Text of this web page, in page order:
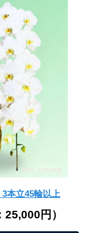
本立45輪以上
25,000円 ）